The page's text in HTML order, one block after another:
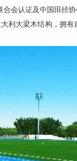
会认证及中国田径
利大梁木结构，拥